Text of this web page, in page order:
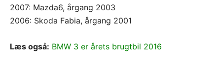
2007: Mazda6, årgang 2003
2006: Skoda Fabia, årgang 2001
Læs også: BMW 3 er årets brugtbil 2016